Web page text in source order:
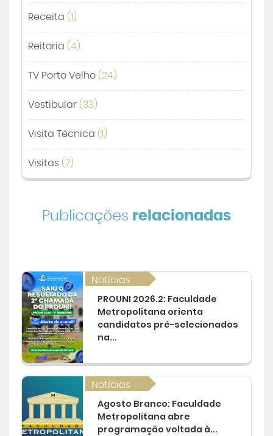
Receita (1)
Reitoria (4)
TV Porto Velho (24)
Vestibular (33)
Visita Técnica (1)
Visitas (7)
Publicações relacionadas
Notícias
PROUNI 2026.2: Faculdade
Metropolitana orienta
candidatos pré-selecionados
na...
Notícias
Agosto Branco: Faculdade
Metropolitana abre
programação voltada à...